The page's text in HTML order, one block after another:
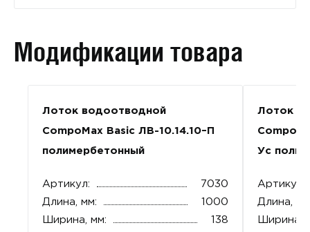
Модификации товара
Лоток водоотводной
CompoMax Basic ЛВ-10.14.10–П
полимербетонный
Артикул:
7030
Длина, мм:
1000
Ширина, мм:
138
Лоток
Ус
Артикул:
Длина,
Ширина,